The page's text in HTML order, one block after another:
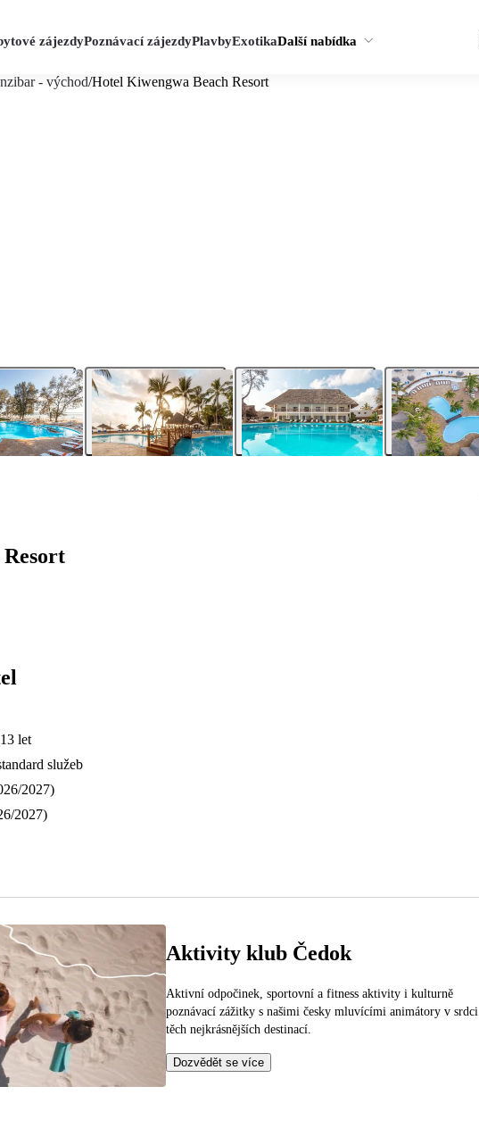
zájezdyPoznávací zájezdyPlavbyExotikaDalší nabídka
- východ/Hotel Kiwengwa Beach Resort
let
služeb
2027)
2027)
Aktivity klub Čedok
Aktivní odpočinek, sportovní a fitness aktivity i kulturně
poznávací zážitky s našimi česky mluvícími animátory v srdci
těch nejkrásnějších destinací.
Dozvědět se více